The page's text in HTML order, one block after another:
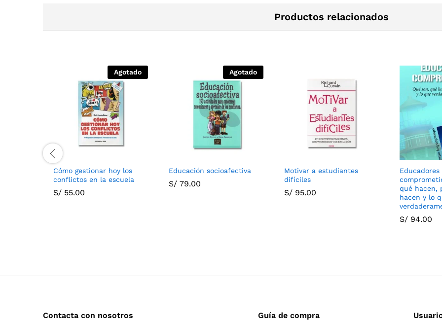
Productos relacionados
Agotado
Cómo gestionar hoy los
conflictos en la escuela
S/ 55.00
Agotado
Educación socioafectiva
S/ 79.00
Motivar a estudiantes
difíciles
S/ 95.00
Educadores
qué hacen,
hacen y lo
S/ 94.00
Contacta con nosotros Guía de compra